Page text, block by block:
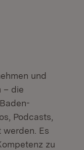
und
– die
Podcasts,
Es
zu